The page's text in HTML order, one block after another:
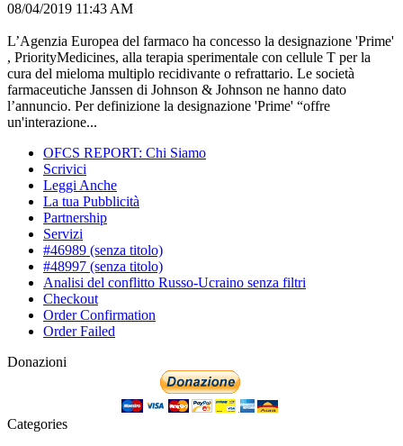
08/04/2019 11:43 AM
L’Agenzia Europea del farmaco ha concesso la designazione 'Prime'
, PriorityMedicines, alla terapia sperimentale con cellule T per la
cura del mieloma multiplo recidivante o refrattario. Le società
farmaceutiche Janssen di Johnson & Johnson ne hanno dato
l’annuncio. Per definizione la designazione 'Prime' “offre
un'interazione...
OFCS REPORT: Chi Siamo
Scrivici
Leggi Anche
La tua Pubblicità
Partnership
Servizi
#46989 (senza titolo)
#48997 (senza titolo)
Analisi del conflitto Russo-Ucraino senza filtri
Checkout
Order Confirmation
Order Failed
Donazioni
Categories